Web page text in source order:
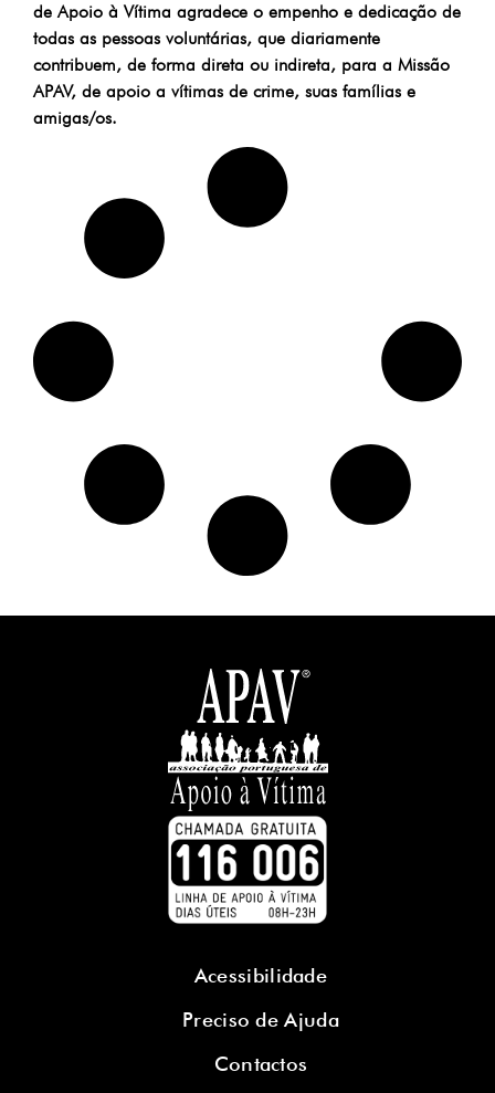
de Apoio à Vítima agradece o empenho e dedicação de
todas as pessoas voluntárias, que diariamente
contribuem, de forma direta ou indireta, para a Missão
APAV, de apoio a vítimas de crime, suas famílias e
amigas/os.
Acessibilidade
Preciso de Ajuda
Contactos